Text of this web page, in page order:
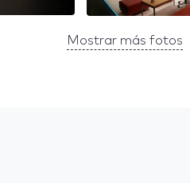
Mostrar más fotos